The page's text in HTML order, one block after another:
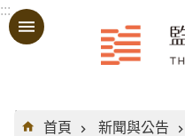
跳到主要內容區塊
:::
:::
首頁
新聞與公告